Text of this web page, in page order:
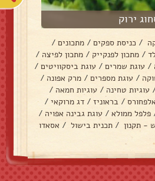
ירוק
/ כניסת ספקים / מתכונים /
/ מתכון לפנקייק / מתכון לפיצה /
/ עוגת שמרים / עוגת ביסקוויטים /
/ עוגת מספרים / מרק אפונה /
עוגיות טחינה / עוגיות חמאה /
אלפחורס / בראוניז / דג מרוקאי /
פלפל ממולא / עוגת גבינה אפויה /
- תקנון / תכנית בישול / אסאדו